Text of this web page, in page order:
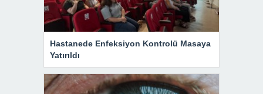
Hastanede Enfeksiyon Kontrolü Masaya
Yatırıldı